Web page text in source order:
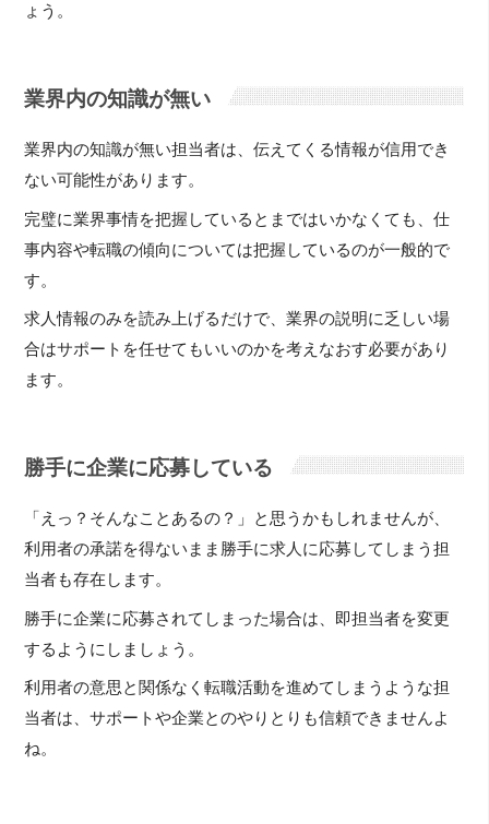
ょう。
業界内の知識が無い
業界内の知識が無い担当者は、伝えてくる情報が信用でき
ない可能性があります。
完璧に業界事情を把握しているとまではいかなくても、仕
事内容や転職の傾向については把握しているのが一般的で
す。
求人情報のみを読み上げるだけで、業界の説明に乏しい場
合はサポートを任せてもいいのかを考えなおす必要があり
ます。
勝手に企業に応募している
「えっ？そんなことあるの？」と思うかもしれませんが、
利用者の承諾を得ないまま勝手に求人に応募してしまう担
当者も存在します。
勝手に企業に応募されてしまった場合は、即担当者を変更
するようにしましょう。
利用者の意思と関係なく転職活動を進めてしまうような担
当者は、サポートや企業とのやりとりも信頼できませんよ
ね。